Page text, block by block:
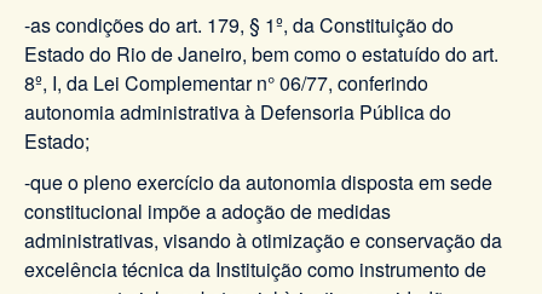
-as condições do art. 179, § 1º, da Constituição do
Estado do Rio de Janeiro, bem como o estatuído do art.
8º, I, da Lei Complementar n° 06/77, conferindo
autonomia administrativa à Defensoria Pública do
Estado;
-que o pleno exercício da autonomia disposta em sede
constitucional impõe a adoção de medidas
administrativas, visando à otimização e conservação da
excelência técnica da Instituição como instrumento de